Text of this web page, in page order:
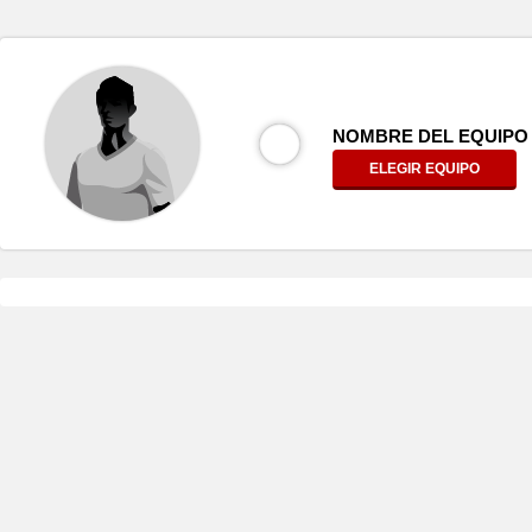
NOMBRE DEL EQUIPO
ELEGIR EQUIPO